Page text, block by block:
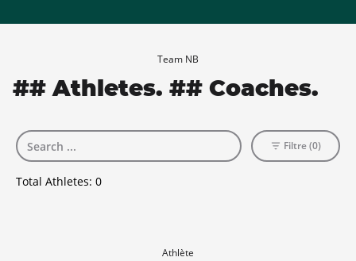
Team NB
## Athletes. ## Coaches.
Total Athletes: 0
Filtre (0)
Athlète